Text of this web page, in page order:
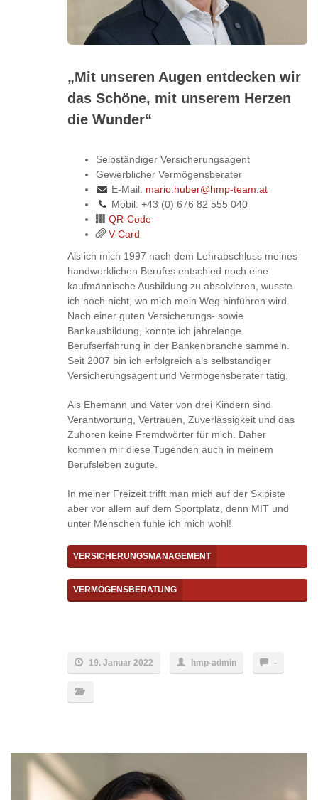
„Mit unseren Augen entdecken wir
das Schöne, mit unserem Herzen
die Wunder“
Selbständiger Versicherungsagent
Gewerblicher Vermögensberater
E-Mail: mario.huber@hmp-team.at
Mobil: +43 (0) 676 82 555 040
QR-Code
V-Card
Als ich mich 1997 nach dem Lehrabschluss meines
handwerklichen Berufes entschied noch eine
kaufmännische Ausbildung zu absolvieren, wusste
ich noch nicht, wo mich mein Weg hinführen wird.
Nach einer guten Versicherungs- sowie
Bankausbildung, konnte ich jahrelange
Berufserfahrung in der Bankenbranche sammeln.
Seit 2007 bin ich erfolgreich als selbständiger
Versicherungsagent und Vermögensberater tätig.
Als Ehemann und Vater von drei Kindern sind
Verantwortung, Vertrauen, Zuverlässigkeit und das
Zuhören keine Fremdwörter für mich. Daher
kommen mir diese Tugenden auch in meinem
Berufsleben zugute.
In meiner Freizeit trifft man mich auf der Skipiste
aber vor allem auf dem Sportplatz, denn MIT und
unter Menschen fühle ich mich wohl!
VERSICHERUNGSMANAGEMENT
VERMÖGENSBERATUNG
19. Januar 2022 hmp-admin -